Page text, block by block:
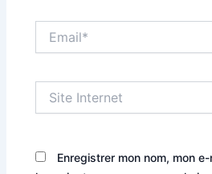
Internet
Enregistrer mon nom, mon